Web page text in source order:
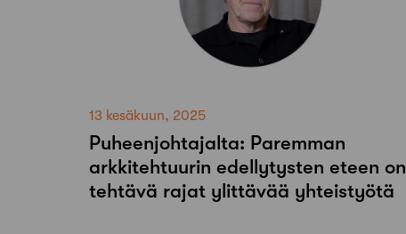
13 kesäkuun, 2025
Puheenjohtajalta: Paremman
arkkitehtuurin edellytysten eteen on
tehtävä rajat ylittävää yhteistyötä